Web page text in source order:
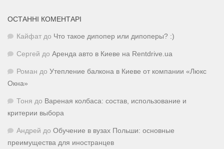
ОСТАННІ КОМЕНТАРІ
Кайфат до Что такое дипопер или дипоперы? :)
Сергей до Аренда авто в Киеве на Rentdrive.ua
Роман до Утепление балкона в Киеве от компании «Люкс
Окна»
Тоня до Вареная колбаса: состав, использование и
критерии выбора
Андрей до Обучение в вузах Польши: основные
преимущества для иностранцев